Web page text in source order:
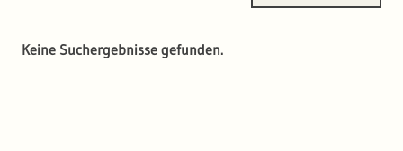
Keine Suchergebnisse gefunden.